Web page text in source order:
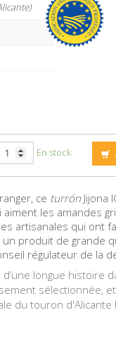
En stock
ce turrón Jijona
les amandes
artisanales qui ont
un produit de grande
régulateur de la
d’une longue histoire
sélectionnée,
du touron d'Alicante